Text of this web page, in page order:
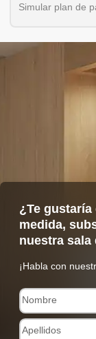
Simular plan de
¿Te
medida,
nuestra sala
¡Habla con